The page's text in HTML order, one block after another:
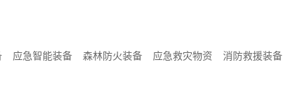
应急智能装备 森林防火装备 应急救灾物资 消防救援装备